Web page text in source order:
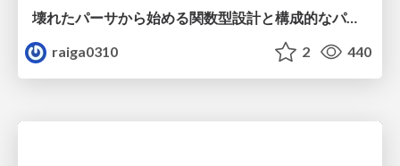
壊れたパーサから始める関数型設計と構成的なパーサ #fp_matsuri
raiga0310
2 440